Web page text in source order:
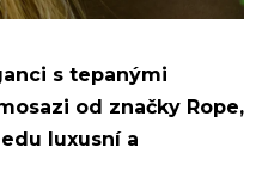
s tepanými
od značky Rope,
luxusní a